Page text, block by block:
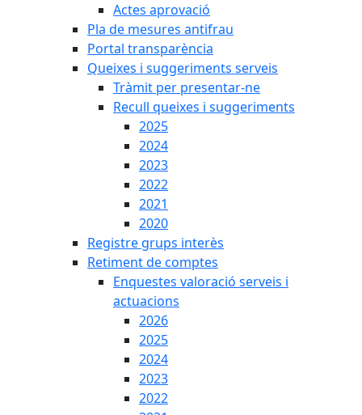
Actes aprovació
Pla de mesures antifrau
Portal transparència
Queixes i suggeriments serveis
Tràmit per presentar-ne
Recull queixes i suggeriments
2025
2024
2023
2022
2021
2020
Registre grups interès
Retiment de comptes
Enquestes valoració serveis i
actuacions
2026
2025
2024
2023
2022